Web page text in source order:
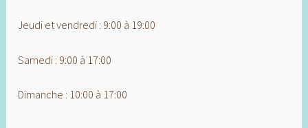
Jeudi et vendredi : 9:00 à 19:00
Samedi : 9:00 à 17:00
Dimanche : 10:00 à 17:00